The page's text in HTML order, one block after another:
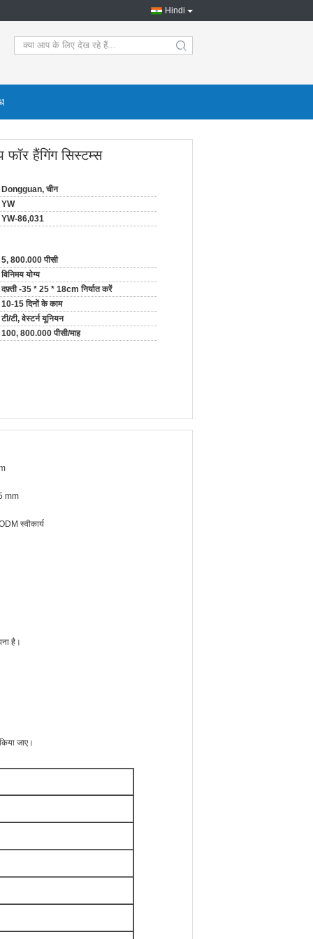
Hindi
search
फॉर हैंगिंग सिस्टम्स
Dongguan, चीन
YW
YW-86,031
5, 800.000 पीसी
विनिमय योग्य
दफ़्ती -35 * 25 * 18cm निर्यात करें
10-15 दिनों के काम
टी/टी, वेस्टर्न यूनियन
100, 800.000 पीसी/माह
mm
स्वीकार्य
है।
जाए।